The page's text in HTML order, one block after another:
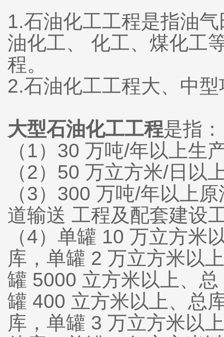
1.石油化工工程是指油
油化工、 化工、煤化工
程。
2.石油化工工程大、中
大型石油化工工程是指：
（1）30 万吨/年以上生
（2）50 万立方米/日以
（3）300 万吨/年以上
道输送 工程及配套建设
（4）单罐 10 万立方米
库，单罐 2 万立方米以
罐 5000 立方米以上、
罐 400 立方米以上、总
库，单罐 3 万立方米以